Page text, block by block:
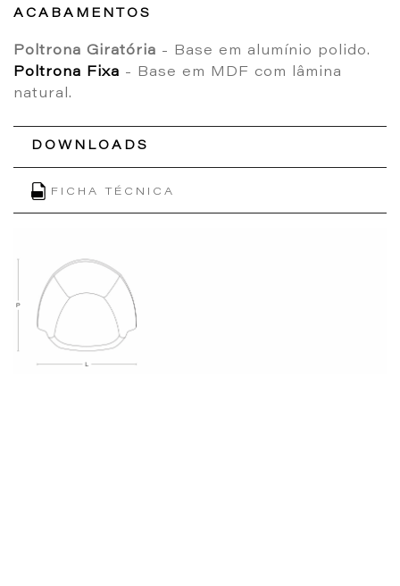
ACABAMENTOS
Poltrona Giratória - Base em alumínio polido.
Poltrona Fixa - Base em MDF com lâmina
natural.
DOWNLOADS
FICHA TÉCNICA